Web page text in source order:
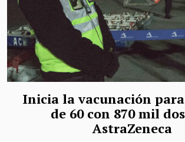
Inicia la vacunación
de 60 con 870 mil
AstraZeneca